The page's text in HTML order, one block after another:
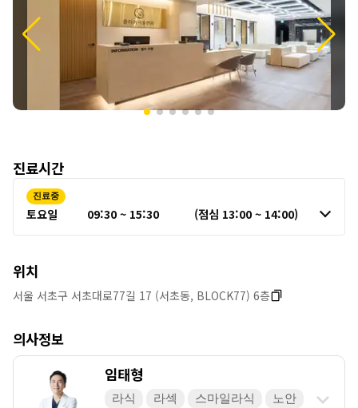
진료시간
진료중
토요일 09:30 ~ 15:30 (점심 13:00 ~ 14:00)
위치
서울 서초구 서초대로77길 17 (서초동, BLOCK77) 6층
의사정보
임태형
라식 라섹 스마일라식
노안